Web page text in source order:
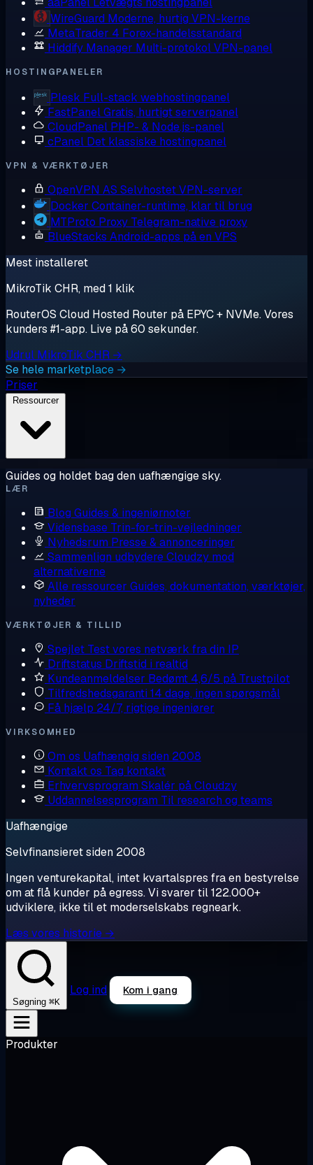
WireGuard Moderne, hurtig VPN-kerne
MetaTrader 4 Forex-handelsstandard
Hiddify Manager Multi-protokol VPN-panel
HOSTINGPANELER
Plesk Full-stack webhostingpanel
FastPanelGratis, hurtigt serverpanel
CloudPanel PHP- & Node.js-panel
cPanel Det klassiske hostingpanel
VPN & VÆRKTØJER
OpenVPN AS Selvhostet VPN-server
Docker Container-runtime, klar til brug
MTProto Proxy Telegram-native proxy
BlueStacks Android-apps på en VPS
Mest installeret
MikroTik CHR, med 1 klik
RouterOS Cloud Hosted Router på EPYC + NVMe. Vores
kunders #1-app. Live på 60 sekunder.
Udrul MikroTik CHR →
Se hele marketplace →
Priser
Ressourcer
Guides og holdet bag den uafhængige sky.
LÆR
Blog Guides & ingeniørnoter
Vidensbase Trin-for-trin-vejledninger
Nyhedsrum Presse & annonceringer
Sammenlign udbydereCloudzy mod
alternativerne
Alle ressourcer Guides, dokumentation, værktøjer,
nyheder
VÆRKTØJER & TILLID
Spejlet Test vores netværk fra din IP
Driftstatus Driftstid i realtid
Kundeanmeldelser Bedømt 4,6/5 på Trustpilot
Tilfredshedsgaranti 14 dage, ingen spørgsmål
Få hjælp 24/7, rigtige ingeniører
VIRKSOMHED
Om os Uafhængig siden 2008
Kontakt os Tag kontakt
Erhvervsprogram Skalér på Cloudzy
Uddannelsesprogram Til research og teams
Uafhængige
Selvfinansieret siden 2008
Ingen venturekapital, intet kvartalspres fra en bestyrelse
om at flå kunder på egress. Vi svarer til 122.000+
udviklere, ikke til et moderselskabs regneark.
Læs vores historie →
Søgning ⌘K
Log ind Kom i gang
Produkter